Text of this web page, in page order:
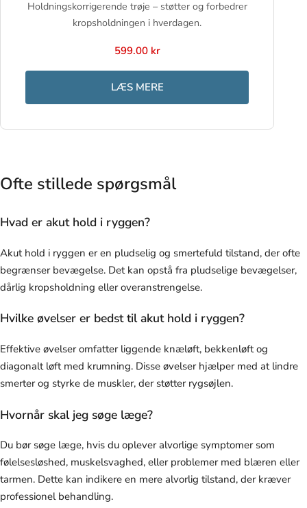
Holdningskorrigerende trøje – støtter og forbedrer
kropsholdningen i hverdagen.
599.00 kr
LÆS MERE
Ofte stillede spørgsmål
Hvad er akut hold i ryggen?
Akut hold i ryggen er en pludselig og smertefuld tilstand, der ofte
begrænser bevægelse. Det kan opstå fra pludselige bevægelser,
dårlig kropsholdning eller overanstrengelse.
Hvilke øvelser er bedst til akut hold i ryggen?
Effektive øvelser omfatter liggende knæløft, bekkenløft og
diagonalt løft med krumning. Disse øvelser hjælper med at lindre
smerter og styrke de muskler, der støtter rygsøjlen.
Hvornår skal jeg søge læge?
Du bør søge læge, hvis du oplever alvorlige symptomer som
følelsesløshed, muskelsvaghed, eller problemer med blæren eller
tarmen. Dette kan indikere en mere alvorlig tilstand, der kræver
professionel behandling.